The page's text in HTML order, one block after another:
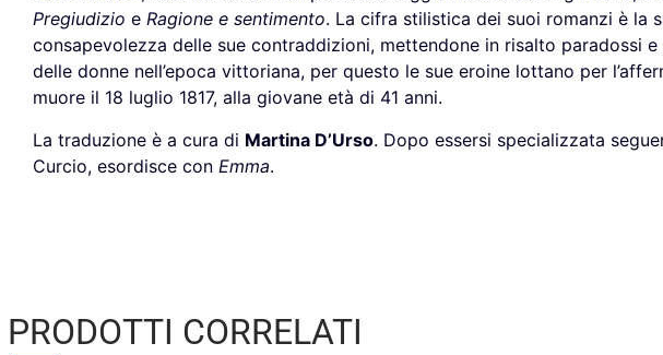
Pregiudizio e Ragione e sentimento. La cifra stilistica dei suoi romanzi è la
consapevolezza delle sue contraddizioni, mettendone in risalto paradossi
delle donne nell’epoca vittoriana, per questo le sue eroine lottano per
muore il 18 luglio 1817, alla giovane età di 41 anni.
La traduzione è a cura di Martina D’Urso. Dopo essersi specializzata
Curcio, esordisce con Emma.
PRODOTTI CORRELATI